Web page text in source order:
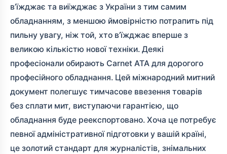
в’їжджає та виїжджає з України з тим самим
обладнанням, з меншою ймовірністю потрапить під
пильну увагу, ніж той, хто в’їжджає вперше з
великою кількістю нової техніки. Деякі
професіонали обирають Carnet ATA для дорогого
професійного обладнання. Цей міжнародний митний
документ полегшує тимчасове ввезення товарів
без сплати мит, виступаючи гарантією, що
обладнання буде реекспортовано. Хоча це потребує
певної адміністративної підготовки у вашій країні,
це золотий стандарт для журналістів, знімальних